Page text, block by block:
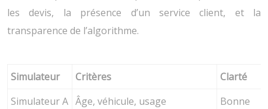
les devis, la présence d’un service client, et la
transparence de l’algorithme.
Simulateur Critères
Clarté
Simulateur A Âge, véhicule, usage
Bonne